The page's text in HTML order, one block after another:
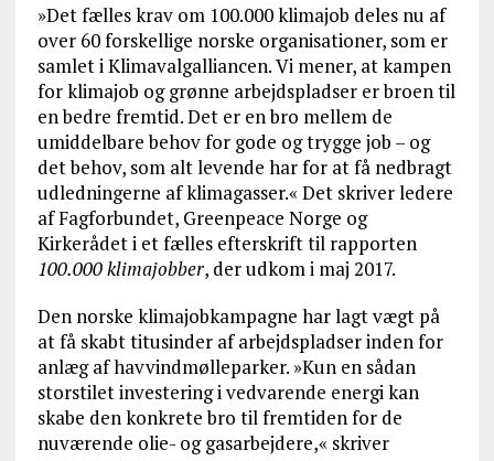
»Det fælles krav om 100.000 klimajob deles nu af
over 60 forskellige norske organisationer, som er
samlet i Klimavalgalliancen. Vi mener, at kampen
for klimajob og grønne arbejdspladser er broen til
en bedre fremtid. Det er en bro mellem de
umiddelbare behov for gode og trygge job – og
det behov, som alt levende har for at få nedbragt
udledningerne af klimagasser.« Det skriver ledere
af Fagforbundet, Greenpeace Norge og
Kirkerådet i et fælles efterskrift til rapporten
100.000 klimajobber, der udkom i maj 2017.
Den norske klimajobkampagne har lagt vægt på
at få skabt titusinder af arbejdspladser inden for
anlæg af havvindmølleparker. »Kun en sådan
storstilet investering i vedvarende energi kan
skabe den konkrete bro til fremtiden for de
nuværende olie- og gasarbejdere,« skriver